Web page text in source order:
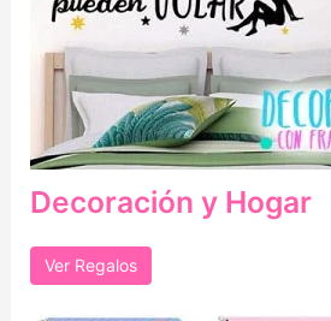
Decoración y Hogar
Ver Regalos